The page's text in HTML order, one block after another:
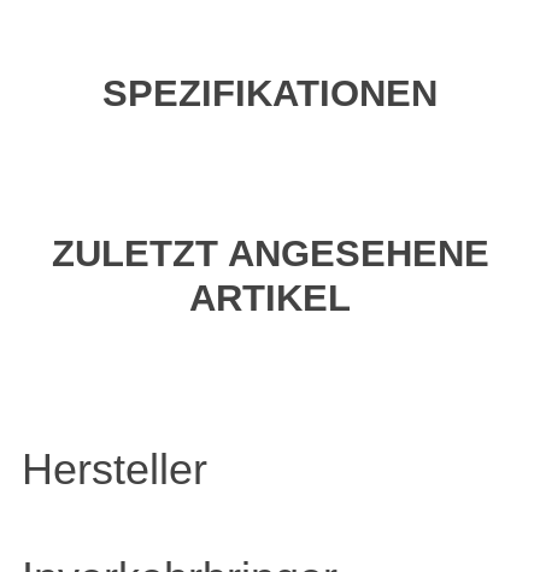
SPEZIFIKATIONEN
ZULETZT ANGESEHENE
ARTIKEL
Hersteller